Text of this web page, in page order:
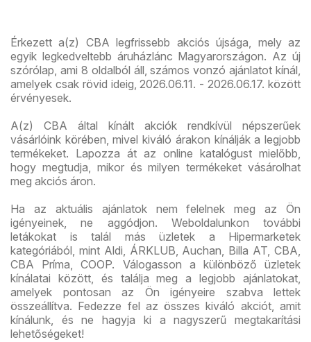
Érkezett a(z) CBA legfrissebb akciós újsága, mely az
egyik legkedveltebb áruházlánc Magyarországon. Az új
szórólap, ami 8 oldalból áll, számos vonzó ajánlatot kínál,
amelyek csak rövid ideig, 2026.06.11. - 2026.06.17. között
érvényesek.
A(z) CBA által kínált akciók rendkívül népszerűek
vásárlóink körében, mivel kiváló árakon kínálják a legjobb
termékeket. Lapozza át az online katalógust mielőbb,
hogy megtudja, mikor és milyen termékeket vásárolhat
meg akciós áron.
Ha az aktuális ajánlatok nem felelnek meg az Ön
igényeinek, ne aggódjon. Weboldalunkon további
letákokat is talál más üzletek a Hipermarketek
kategóriából, mint Aldi, ÁRKLUB, Auchan, Billa AT, CBA,
CBA Príma, COOP. Válogasson a különböző üzletek
kínálatai között, és találja meg a legjobb ajánlatokat,
amelyek pontosan az Ön igényeire szabva lettek
összeállítva. Fedezze fel az összes kiváló akciót, amit
kínálunk, és ne hagyja ki a nagyszerű megtakarítási
lehetőségeket!